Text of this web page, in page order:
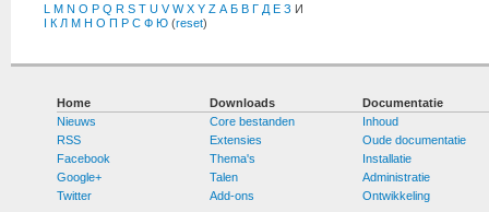
M N O P Q R S T U V W X Y Z А Б В Г Д Е З И
К Л М Н О П Р С Ф Ю (reset)
Home
Nieuws
RSS
Facebook
Google+
Twitter
Downloads
Core bestanden
Extensies
Thema's
Talen
Add-ons
Documentatie
Inhoud
Oude documentatie
Installatie
Administratie
Ontwikkeling